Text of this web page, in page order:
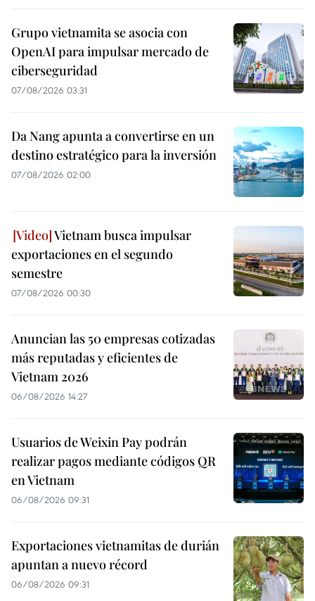
Grupo vietnamita se asocia con
OpenAI para impulsar mercado de
ciberseguridad
07/08/2026 03:31
Da Nang apunta a convertirse en un
destino estratégico para la inversión
07/08/2026 02:00
Vietnam busca impulsar
exportaciones en el segundo
semestre
07/08/2026 00:30
Anuncian las 50 empresas cotizadas
más reputadas y eficientes de
Vietnam 2026
06/08/2026 14:27
Usuarios de Weixin Pay podrán
realizar pagos mediante códigos QR
en Vietnam
06/08/2026 09:31
Exportaciones vietnamitas de durián
apuntan a nuevo récord
06/08/2026 09:31